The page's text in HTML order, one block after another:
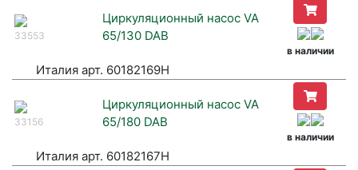
33553
Циркуляционный насос VA
65/130 DAB
в наличии
Италия арт. 60182169H
33156
Циркуляционный насос VA
65/180 DAB
в наличии
Италия арт. 60182167H